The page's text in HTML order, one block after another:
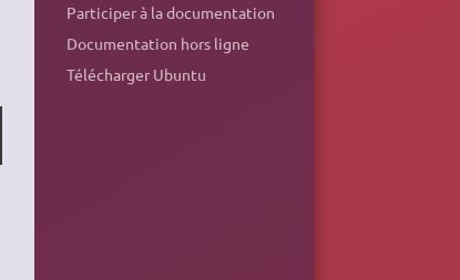
Participer à la documentation
Documentation hors ligne
Télécharger Ubuntu